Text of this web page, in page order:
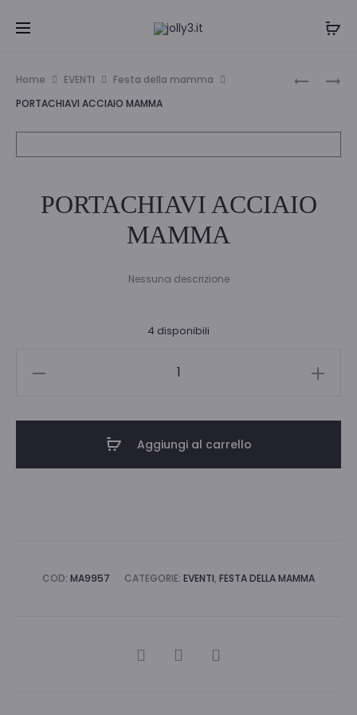
i
MAMMA
Home EVENTI
Festa della mamma
PORTACHIAVI ACCIAIO MAMMA
PORTACHIAVI ACCIAIO
MAMMA
Nessuna descrizione
4 disponibili
Aggiungi al carrello
COD: MA9957 CATEGORIE: EVENTI, FESTA DELLA MAMMA
CONDIVIDI